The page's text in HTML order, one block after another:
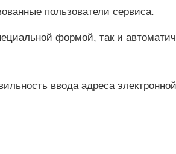
пользователи сервиса.
формой, так и
ввода адреса